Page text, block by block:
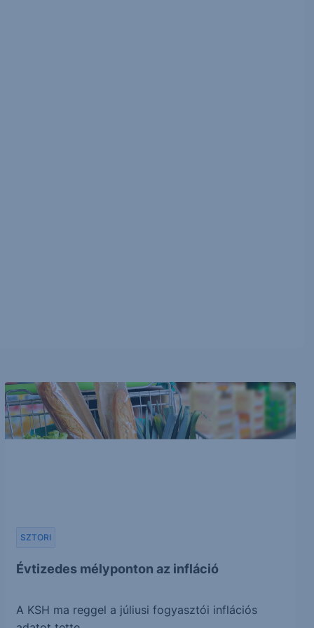
Évtizedes mélyponton az infláció
SZTORI
A KSH ma reggel a júliusi fogyasztói inflációs